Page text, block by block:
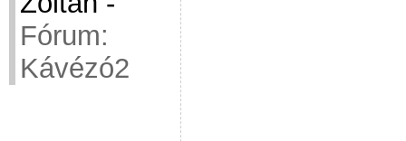
Fórum:
Kávézó2